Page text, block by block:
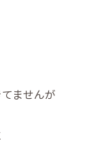
ませんが